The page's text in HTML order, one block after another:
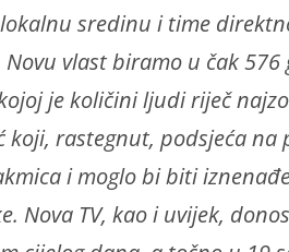
sredinu i time
vlast biramo u čak 576
je količini ljudi riječ
koji, rastegnut, podsjeća na
i moglo bi biti
Nova TV, kao i uvijek,